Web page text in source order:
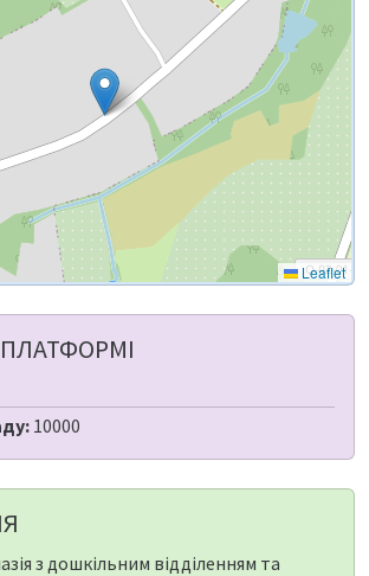
Leaflet
10000
з дошкільним відділенням та